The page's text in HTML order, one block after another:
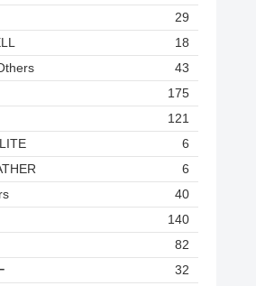
29
18
43
175
121
6
6
40
140
82
32